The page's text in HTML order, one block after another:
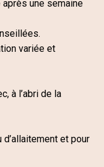
après une semaine
variée et
à l’abri de la
et pour